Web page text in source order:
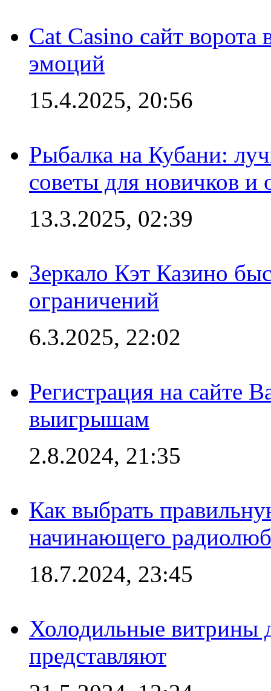
Cat Casino сайт
эмоций
15.4.2025, 20:56
Рыбалка на Кубани:
советы для новичков
13.3.2025, 02:39
Зеркало Кэт Казино
ограничений
6.3.2025, 22:02
Регистрация на сайте
выигрышам
2.8.2024, 21:35
Как выбрать
начинающего
18.7.2024, 23:45
Холодильные витрины
представляют